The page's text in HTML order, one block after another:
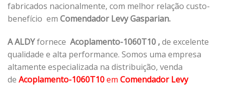
fabricados nacionalmente, com melhor relação custo-
benefício em Comendador Levy Gasparian.
A ALDYfornece Acoplamento-1060T10 ,de excelente
qualidade e alta performance. Somos uma empresa
altamente especializada na distribuição, venda
de Acoplamento-1060T10em Comendador Levy